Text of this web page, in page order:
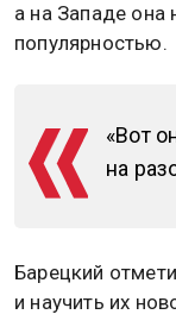
а на Западе она
популярностью.
«Вот
на
Барецкий
и научить их